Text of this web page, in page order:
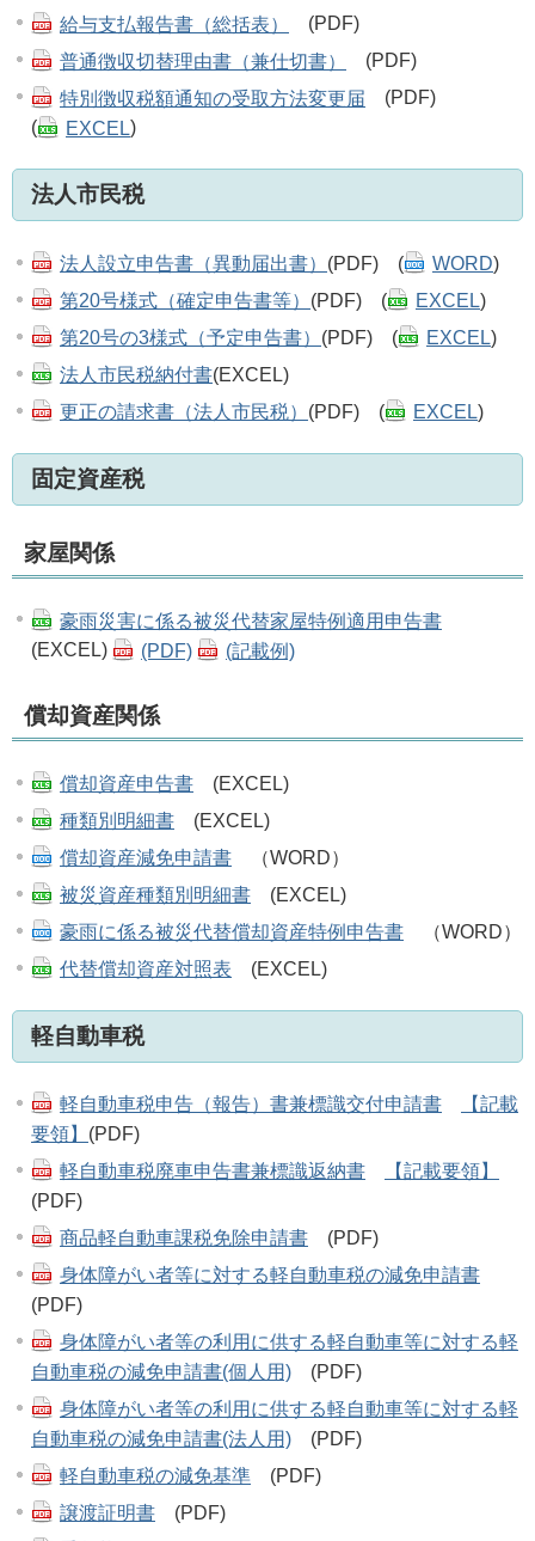
給与支払報告書（総括表）
(PDF)
普通徴収切替理由書（兼仕切書）
(PDF)
特別徴収税額通知の受取方法変更届 (PDF)
(
EXCEL )
法人市民税
法人設立申告書（異動届出書） (PDF) ( WORD)
第20号様式（確定申告書等） (PDF) ( EXCEL)
第20号の3様式（予定申告書） (PDF) ( EXCEL)
法人市民税納付書(EXCEL)
更正の請求書（法人市民税） (PDF) ( EXCEL)
固定資産税
家屋関係
豪雨災害に係る被災代替家屋特例適用申告書
(EXCEL)
(PDF) (記載例)
償却資産関係
償却資産申告書 (EXCEL)
種類別明細書 (EXCEL)
償却資産減免申請書 （WORD）
被災資産種類別明細書 (EXCEL)
豪雨に係る被災代替償却資産特例申告書 （WORD）
代替償却資産対照表 (EXCEL)
軽自動車税
軽自動車税申告（報告）書兼標識交付申請書
【記載
要領】 (PDF)
軽自動車税廃車申告書兼標識返納書
【記載要領】
(PDF)
商品軽自動車課税免除申請書 (PDF)
身体障がい者等に対する軽自動車税の減免申請書
(PDF)
身体障がい者等の利用に供する軽自動車等に対する軽
自動車税の減免申請書(個人用) (PDF)
身体障がい者等の利用に供する軽自動車等に対する軽
自動車税の減免申請書(法人用) (PDF)
軽自動車税の減免基準 (PDF)
譲渡証明書 (PDF)